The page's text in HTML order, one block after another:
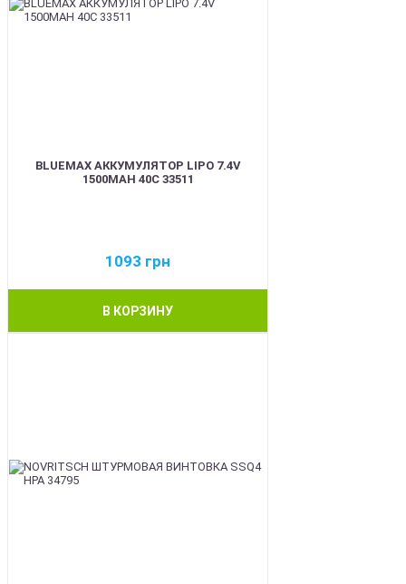
BLUEMAX АККУМУЛЯТОР LIPO 7.4V
1500MAH 40C 33511
1093 грн
В КОРЗИНУ